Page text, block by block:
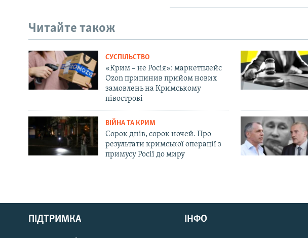
Русский
Qırımtatar
Читайте також
СУСПІЛЬСТВО
«Крим – не Росія»: маркетплейс
Ozon припинив прийом нових
замовлень на Кримському
півострові
ВІЙНА ТА КРИМ
Сорок днів, сорок ночей. Про
результати кримської операції з
примусу Росії до миру
ПІДТРИМКА ІНФО